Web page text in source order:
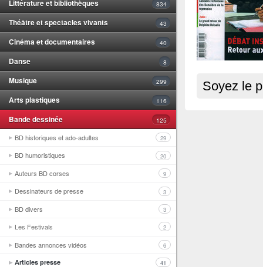
Littérature et bibliothèques 834
Théâtre et spectacles vivants 43
Cinéma et documentaires 40
Danse 8
Musique 299
Arts plastiques 116
Bande dessinée 125
BD historiques et ado-adultes 29
BD humoristiques 20
Auteurs BD corses 9
Dessinateurs de presse 3
BD divers 3
Les Festivals 2
Bandes annonces vidéos 6
Articles presse 41
Soyez le